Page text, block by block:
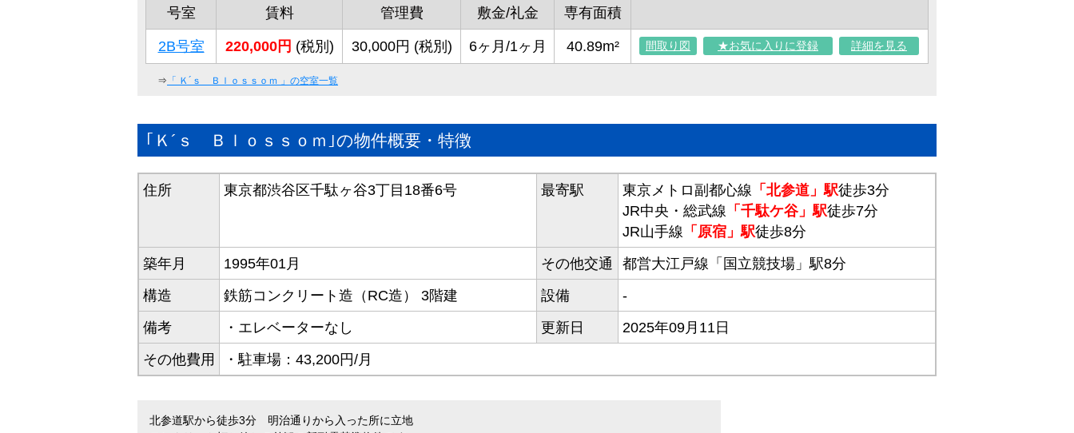
号室 賃料 管理費 敷金/礼金 専有面積
2B号室 220,000円 (税別) 30,000円 (税別) 6ヶ月/1ヶ月 40.89m² 間取り図 ★お気に入りに登録 詳細を見る
⇒ 「 Ｋ´ｓ Ｂｌｏｓｓｏｍ 」の空室一覧
｢Ｋ´ｓ Ｂｌｏｓｓｏｍ｣の物件概要・特徴
住所 東京都渋谷区千駄ヶ谷3丁目18番6号 最寄駅 東京メトロ副都心線 「北参道」駅徒歩3分
JR中央・総武線 「千駄ケ谷」駅徒歩7分
JR山手線 「原宿」駅徒歩8分
築年月
1995年01月 その他交通
都営大江戸線「国立競技場」駅8分
構造
鉄筋コンクリート造（RC造） 3階建 設備
-
備考
・エレベーターなし 更新日
2025年09月11日
その他費用
・駐車場：43,200円/月
北参道駅から徒歩3分 明治通りから入った所に立地